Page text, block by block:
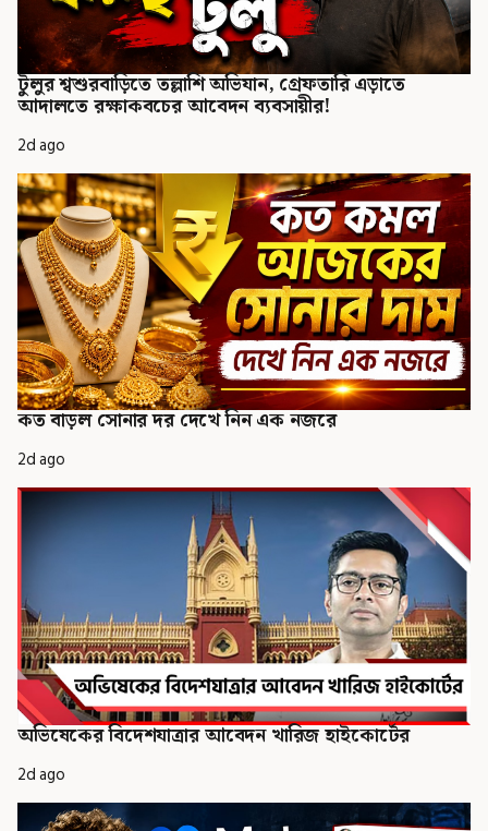
টুলুর শ্বশুরবাড়িতে তল্লাশি অভিযান, গ্রেফতারি এড়াতে
আদালতে রক্ষাকবচের আবেদন ব্যবসায়ীর!
2d ago
কত বাড়ল সোনার দর দেখে নিন এক নজরে
2d ago
অভিষেকের বিদেশযাত্রার আবেদন খারিজ হাইকোর্টের
2d ago